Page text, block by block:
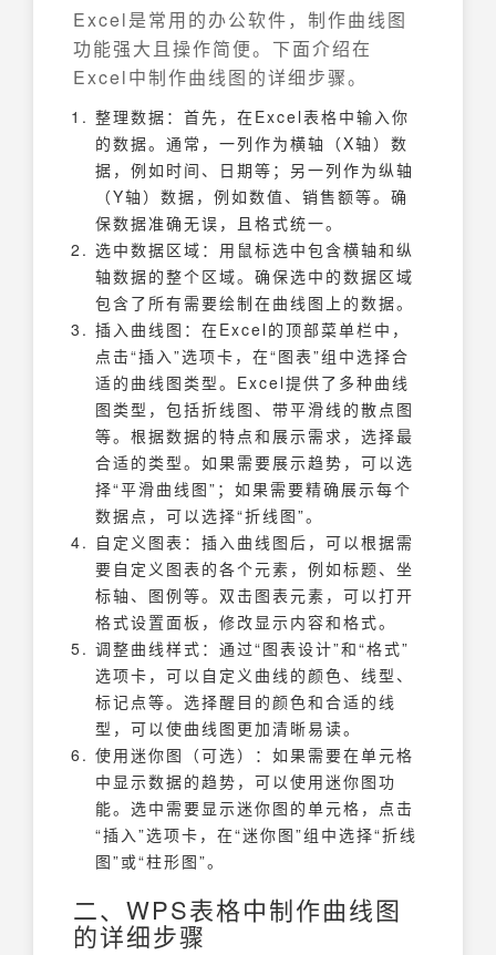
Excel是常用的办公软件，制作曲线图
功能强大且操作简便。下面介绍在
Excel中制作曲线图的详细步骤。
整理数据：首先，在Excel表格中输入你
的数据。通常，一列作为横轴（X轴）数
据，例如时间、日期等；另一列作为纵轴
（Y轴）数据，例如数值、销售额等。确
保数据准确无误，且格式统一。
选中数据区域：用鼠标选中包含横轴和纵
轴数据的整个区域。确保选中的数据区域
包含了所有需要绘制在曲线图上的数据。
插入曲线图：在Excel的顶部菜单栏中，
点击“插入”选项卡，在“图表”组中选择合
适的曲线图类型。Excel提供了多种曲线
图类型，包括折线图、带平滑线的散点图
等。根据数据的特点和展示需求，选择最
合适的类型。如果需要展示趋势，可以选
择“平滑曲线图”；如果需要精确展示每个
数据点，可以选择“折线图”。
自定义图表：插入曲线图后，可以根据需
要自定义图表的各个元素，例如标题、坐
标轴、图例等。双击图表元素，可以打开
格式设置面板，修改显示内容和格式。
调整曲线样式：通过“图表设计”和“格式”
选项卡，可以自定义曲线的颜色、线型、
标记点等。选择醒目的颜色和合适的线
型，可以使曲线图更加清晰易读。
使用迷你图（可选）：如果需要在单元格
中显示数据的趋势，可以使用迷你图功
能。选中需要显示迷你图的单元格，点击
“插入”选项卡，在“迷你图”组中选择“折线
图”或“柱形图”。
二、WPS表格中制作曲线图
的详细步骤